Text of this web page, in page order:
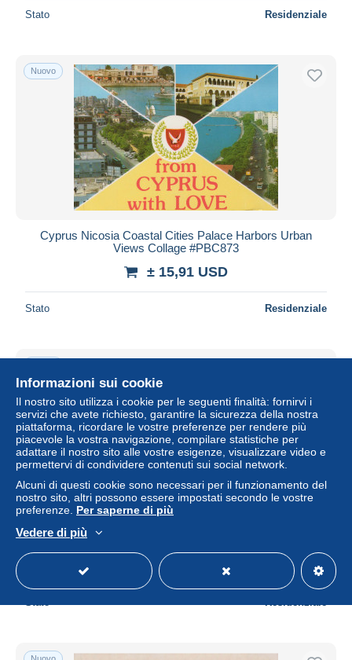
Stato Residenziale
Nuovo
Cyprus Nicosia Coastal Cities Palace Harbors Urban
Views Collage #PBC873
± 15,91 USD
Stato Residenziale
Cyprus Khrysokhou Bay Paphos Coastal Landscape Blue
± 17,27 USD
Informazioni sui cookie
Il nostro sito utilizza i cookie per le seguenti finalità: fornirvi i
servizi che avete richiesto, garantire la sicurezza della nostra
piattaforma, ricordare le vostre preferenze per rendere più
piacevole la vostra navigazione, compilare statistiche per
adattare il nostro sito alle vostre esigenze, visualizzare video e
permettervi di condividere contenuti sui social network.
Alcuni di questi cookie sono necessari per il funzionamento del
nostro sito, altri possono essere impostati secondo le vostre
preferenze. Per saperne di più
Vedere di più